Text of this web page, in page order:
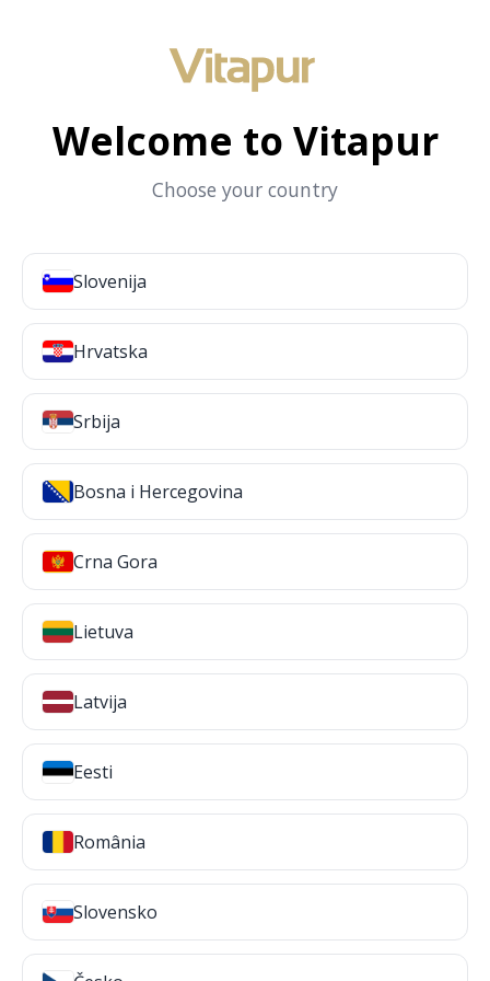
Welcome to Vitapur
Choose your country
Slovenija
Hrvatska
Srbija
Bosna i Hercegovina
Crna Gora
Lietuva
Latvija
Eesti
România
Slovensko